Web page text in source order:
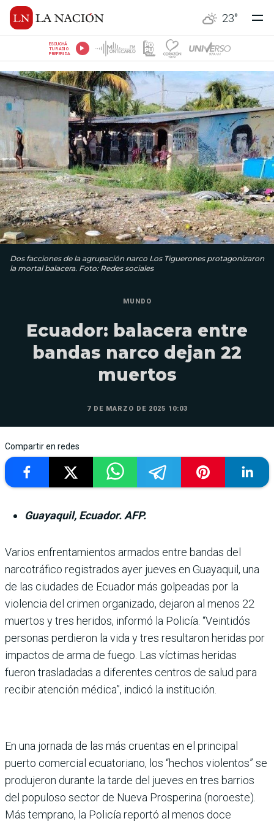
23°
ESCUCHÁ
TU RADIO
PREFERIDA
Dos facciones de la agrupación narco Los Tiguerones protagonizaron
la mortal balacera. Foto: Redes sociales
MUNDO
Ecuador: balacera entre
bandas narco dejan 22
muertos
7 DE MARZO DE 2025 10:03
Compartir en redes
Guayaquil, Ecuador. AFP.
Varios enfrentamientos armados entre bandas del
narcotráfico registrados ayer jueves en Guayaquil, una
de las ciudades de Ecuador más golpeadas por la
violencia del crimen organizado, dejaron al menos 22
muertos y tres heridos, informó la Policía. “Veintidós
personas perdieron la vida y tres resultaron heridas por
impactos de arma de fuego. Las víctimas heridas
fueron trasladadas a diferentes centros de salud para
recibir atención médica”, indicó la institución.
En una jornada de las más cruentas en el principal
puerto comercial ecuatoriano, los “hechos violentos” se
produjeron durante la tarde del jueves en tres barrios
del populoso sector de Nueva Prosperina (noroeste).
Más temprano, la Policía reportó al menos doce